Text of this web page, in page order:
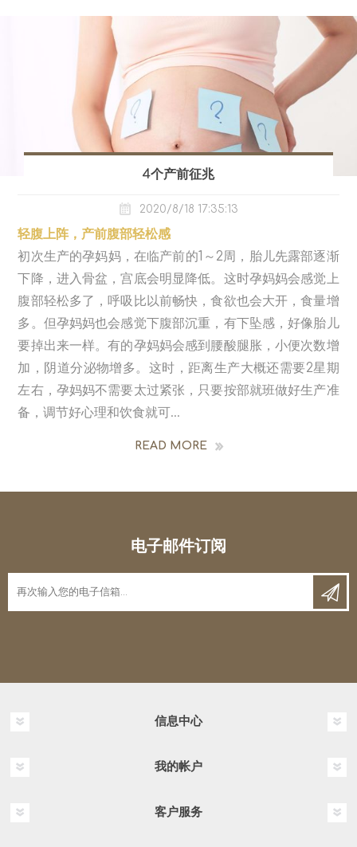
4个产前征兆
2020/8/18 17:35:13
轻腹上阵，产前腹部轻松感
初次生产的孕妈妈，在临产前的1～2周，胎儿先露部逐渐
下降，进入骨盆，宫底会明显降低。这时孕妈妈会感觉上
腹部轻松多了，呼吸比以前畅快，食欲也会大开，食量增
多。但孕妈妈也会感觉下腹部沉重，有下坠感，好像胎儿
要掉出来一样。有的孕妈妈会感到腰酸腿胀，小便次数增
加，阴道分泌物增多。这时，距离生产大概还需要2星期
左右，孕妈妈不需要太过紧张，只要按部就班做好生产准
备，调节好心理和饮食就可...
READ MORE
电子邮件订阅
信息中心
我的帐户
客户服务